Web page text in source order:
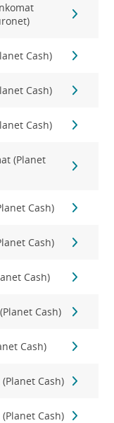
Cash)
Cash)
Cash)
(Planet
Cash)
Cash)
Cash)
Cash)
Cash)
Cash)
Cash)